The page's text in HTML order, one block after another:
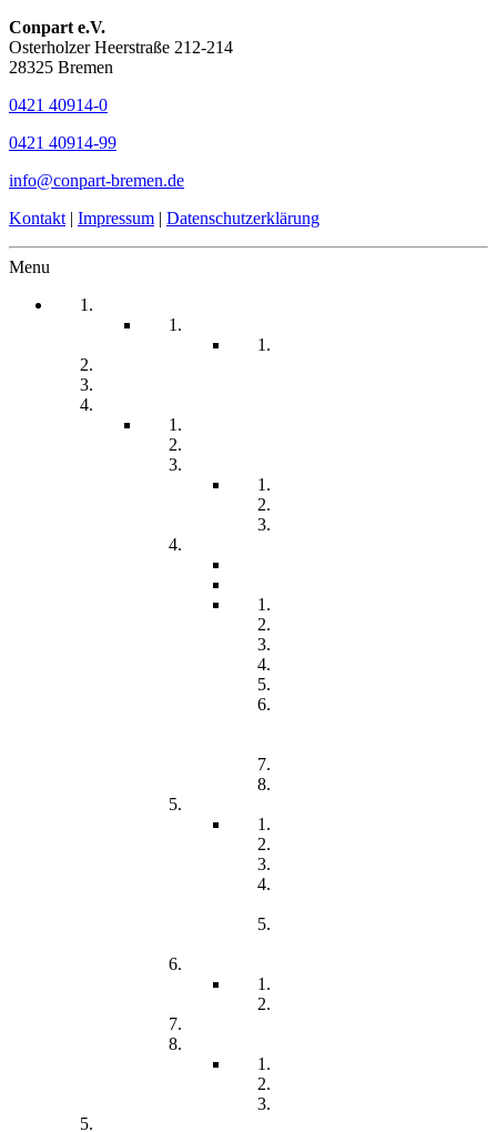
Conpart e.V.
Osterholzer Heerstraße 212-214
28325 Bremen
0421 40914-0
0421 40914-99
info@conpart-bremen.de
Kontakt | Impressum | Datenschutzerklärung
Menu